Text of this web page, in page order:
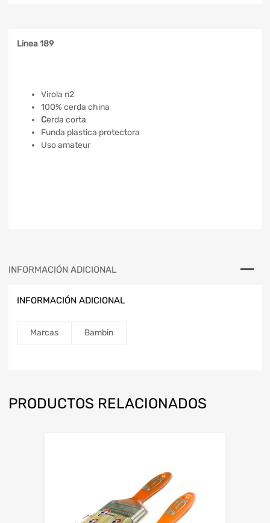
Linea 189
Virola n2
100% cerda china
Cerda corta
Funda plastica protectora
Uso amateur
INFORMACIÓN ADICIONAL
INFORMACIÓN ADICIONAL
Marcas Bambin
PRODUCTOS RELACIONADOS